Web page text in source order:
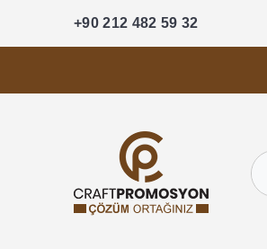
+90 212 482 59 32